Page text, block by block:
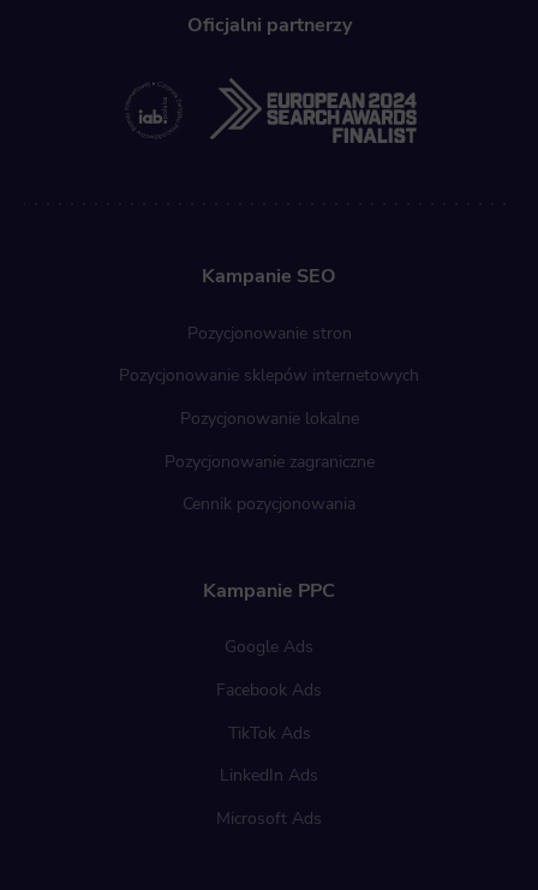
Oficjalni partnerzy
Kampanie SEO
Pozycjonowanie stron
Pozycjonowanie sklepów internetowych
Pozycjonowanie lokalne
Pozycjonowanie zagraniczne
Cennik pozycjonowania
Kampanie PPC
Google Ads
Facebook Ads
TikTok Ads
LinkedIn Ads
Microsoft Ads